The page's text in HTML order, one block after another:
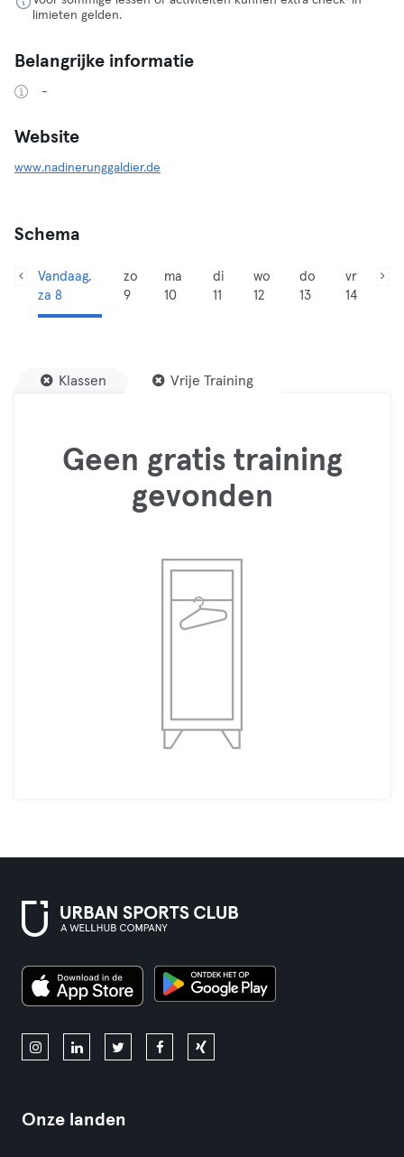
limieten gelden.
Belangrijke informatie
-
Website
www.nadinerunggaldier.de
Schema
Vandaag,
za 8
zo
9
ma
10
di
11
wo
12
do
13
vr
14
Klassen Vrije Training
Geen gratis training
gevonden
Onze landen